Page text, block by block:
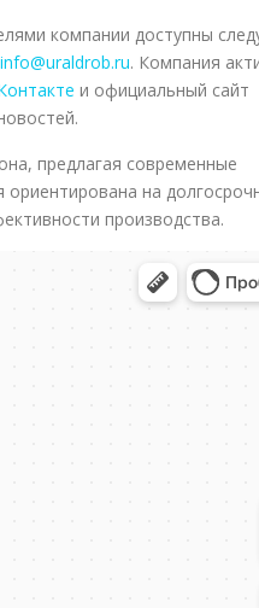
компании доступны
info@uraldrob.ru. Компания
и официальный сайт
предлагая современные
на
производства.